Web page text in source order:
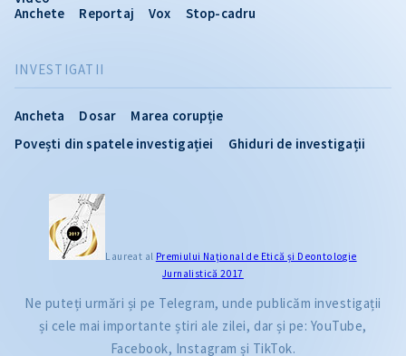
INVESTIGATII
Ancheta Dosar
Marea corupție
Povești din spatele investigației
Ghiduri de investigații
Anchete
Reportaj Vox Stop-cadru
Laureat al Premiului Naţional de Etică și Deontologie
Jurnalistică 2017
Ne puteți urmări și pe Telegram, unde publicăm investigații
și cele mai importante știri ale zilei, dar și pe: YouTube,
Facebook, Instagram și TikTok.